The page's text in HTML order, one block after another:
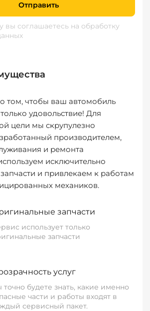
Отправить
вы соглашаетесь на обработку
том, чтобы ваш автомобиль
удовольствие! Для
цели мы скрупулезно
производителем,
и ремонта
исключительно
и привлекаем к работам
механиков.
запчасти
использует только
запчасти
услуг
точно будете знать, какие именно
части и работы входят в
сервисный пакет.